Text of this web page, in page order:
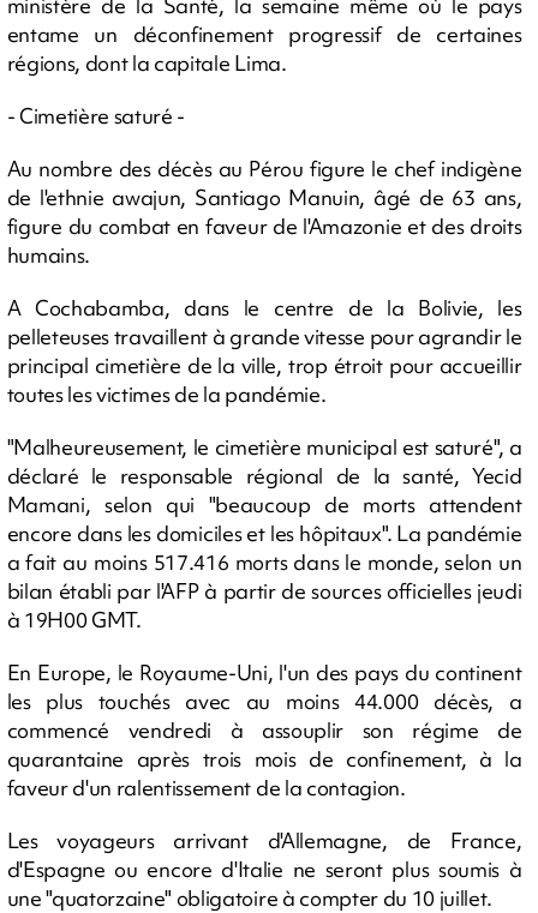
entame un déconfinement progressif de certaines
régions, dont la capitale Lima.
- Cimetière saturé -
Au nombre des décès au Pérou figure le chef indigène
de l'ethnie awajun, Santiago Manuin, âgé de 63 ans,
figure du combat en faveur de l'Amazonie et des droits
humains.
A Cochabamba, dans le centre de la Bolivie, les
pelleteuses travaillent à grande vitesse pour agrandir le
principal cimetière de la ville, trop étroit pour accueillir
toutes les victimes de la pandémie.
"Malheureusement, le cimetière municipal est saturé", a
déclaré le responsable régional de la santé, Yecid
Mamani, selon qui "beaucoup de morts attendent
encore dans les domiciles et les hôpitaux". La pandémie
a fait au moins 517.416 morts dans le monde, selon un
bilan établi par l'AFP à partir de sources officielles jeudi
à 19H00 GMT.
En Europe, le Royaume-Uni, l'un des pays du continent
les plus touchés avec au moins 44.000 décès, a
commencé vendredi à assouplir son régime de
quarantaine après trois mois de confinement, à la
faveur d'un ralentissement de la contagion.
Les voyageurs arrivant d'Allemagne, de France,
d'Espagne ou encore d'Italie ne seront plus soumis à
une "quatorzaine" obligatoire à compter du 10 juillet.